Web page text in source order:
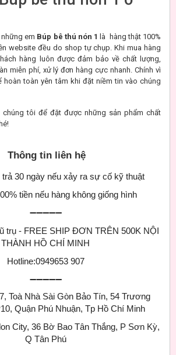
em Búp bê thú nón 1 là hàng thật 100%
website đều do shop tự chụp. Khi mua hàng
hàng luôn được đảm bảo về chất lượng,
miễn phí, xử lý đơn hàng cực nhanh. Chính vì
hoàn toàn yên tâm khi đặt niềm tin vào chúng
chúng tôi để đặt được những sản phẩm chất
Thông tin liên hệ
trả 30 ngày nếu xảy ra sự cố kỹ thuật
tiền nếu hàng không giống hình
➖➖➖➖➖
trụ - FREE SHIP ĐƠN TRÊN 500K NỘI
THÀNH HỒ CHÍ MINH
Hotline:0949653 907
➖➖➖➖➖
Toà Nhà Sài Gòn Bảo Tín, 54 Trương
Quận Phú Nhuận, Tp Hồ Chí Minh
City, 36 Bờ Bao Tân Thắng, P Sơn Kỳ,
Q Tân Phú